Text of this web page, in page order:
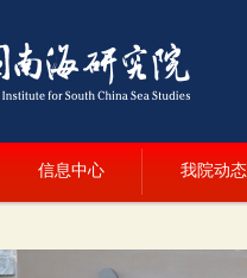
信息中心 我院动态